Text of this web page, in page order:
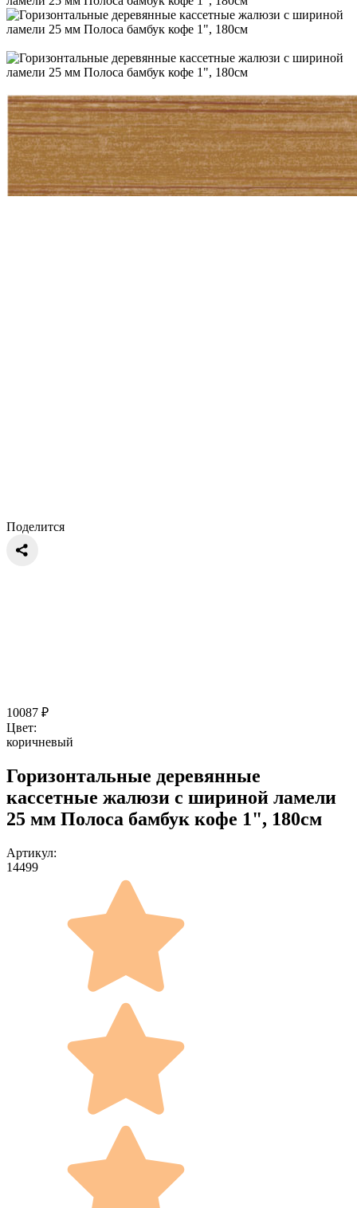
Поделится
10087 ₽
Цвет:
коричневый
Горизонтальные деревянные
кассетные жалюзи с шириной ламели
25 мм Полоса бамбук кофе 1", 180см
Артикул:
14499